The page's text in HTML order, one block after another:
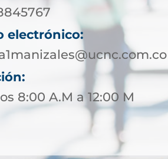
electrónico:
8:00 A.M a 12:00 M